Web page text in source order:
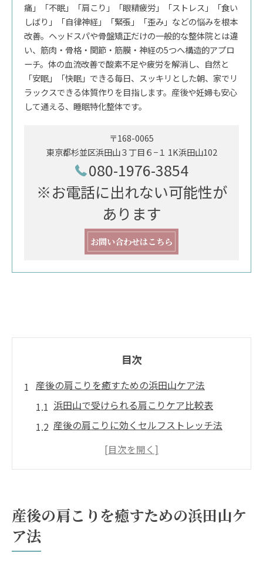
痛」「不眠」「肩こり」「眼精疲労」「ストレス」「食い
しばり」「自律神経」「緊張」「歪み」などの悩みを根本
改善。ヘッドスパや骨盤矯正だけの一般的な整体院とは違
い、筋肉・骨格・関節・筋膜・神経の5つへ構造的アプロ
ーチ。体の血流改善で酸素不足や疲労を解消し、自然と
「安眠」「快眠」できる毎日、スッキリとした朝、家でリ
ラックスできる体質作りを目指します。産後や妊婦も安心
して通える、睡眠特化整体です。
〒168-0065
東京都杉並区浜田山３丁目６−１ 1K浜田山102
080-1976-3854
※お電話に出れない可能性が
あります
お問い合わせはこちら
目次
産後の肩こりを癒すための浜田山ケア法
浜田山で受けられる肩こりケア比較表
産後の肩こりに効くセルフストレッチ法
育児疲れを癒す肩こり対策の秘訣とは
チ
産後の肩こりを癒すための浜田山ケ
ア法